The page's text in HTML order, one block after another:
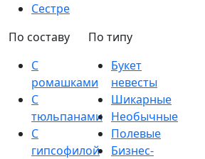
Сестре
По составу
С
ромашками
С
тюльпанами
С
гипсофилой
По типу
Букет
невесты
Шикарные
Необычные
Полевые
Бизнес-